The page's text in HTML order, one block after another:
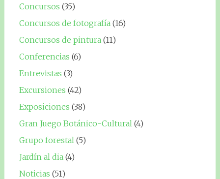
Concursos (35)
Concursos de fotografía(16)
Concursos de pintura(11)
Conferencias (6)
Entrevistas (3)
Excursiones (42)
Exposiciones (38)
Gran Juego Botánico-Cultural(4)
Grupo forestal(5)
Jardín al dia(4)
Noticias (51)